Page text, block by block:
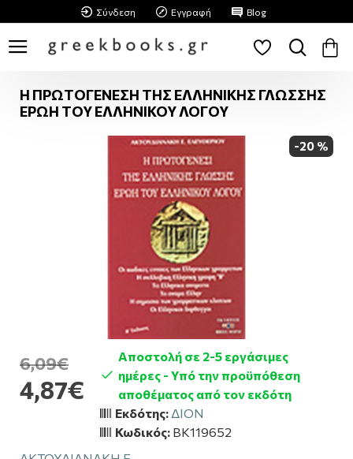
Σύνδεση Εγγραφή Blog
Η ΠΡΩΤΟΓΕΝΕΣΗ ΤΗΣ ΕΛΛΗΝΙΚΗΣ ΓΛΩΣΣΗΣ
ΕΡΩΗ ΤΟΥ ΕΛΛΗΝΙΚΟΥ ΛΟΓΟΥ
-20 %
4,87€
6,09€
Αποστολή σε 2-5 εργάσιμες
ημέρες - Υπό την προϋπόθεση
αποθέματος από τον εκδότη
Εκδότης: ΔΙΟΝ
Κωδικός: BK119652